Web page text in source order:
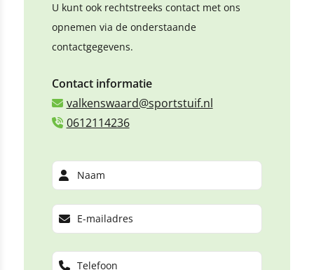
U kunt ook rechtstreeks contact met ons
opnemen via de onderstaande
contactgegevens.
Contact informatie
valkenswaard@sportstuif.nl
0612114236